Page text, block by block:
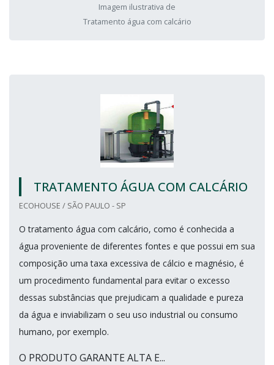
Imagem ilustrativa de
Tratamento água com calcário
TRATAMENTO ÁGUA COM CALCÁRIO
ECOHOUSE / SÃO PAULO - SP
O tratamento água com calcário, como é conhecida a
água proveniente de diferentes fontes e que possui em sua
composição uma taxa excessiva de cálcio e magnésio, é
um procedimento fundamental para evitar o excesso
dessas substâncias que prejudicam a qualidade e pureza
da água e inviabilizam o seu uso industrial ou consumo
humano, por exemplo.
O PRODUTO GARANTE ALTA E...